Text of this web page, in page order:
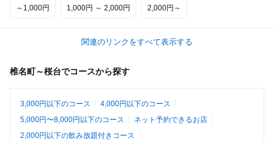
～1,000円 1,000円 ～ 2,000円 2,000円～
関連のリンクをすべて表示する
椎名町～桜台でコースから探す
3,000円以下のコース
4,000円以下のコース
5,000円〜8,000円以下のコース
ネット予約できるお店
2,000円以下の飲み放題付きコース